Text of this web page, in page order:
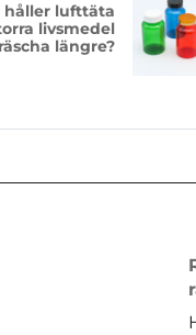
håller lufttäta
livsmedel
längre?